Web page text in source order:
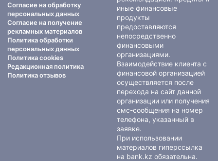
Согласие на обработку
персональных данных
Согласие на получение
рекламных материалов
Политика обработки
персональных данных
Политика cookies
Редакционная политика
Политика отзывов
иные финансовые
продукты
предоставляются
непосредственно
финансовыми
организациями.
Взаимодействие клиента с
финансовой организацией
осуществляется после
перехода на сайт данной
организации или получения
смс-сообщения на номер
телефона, указанный в
заявке.
При использовании
материалов гиперссылка
на bank.kz обязательна.